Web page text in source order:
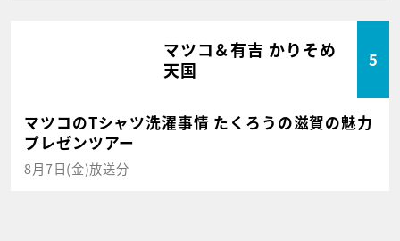
マツコ＆有吉 かりそめ
天国
5
マツコのTシャツ洗濯事情 たくろうの滋賀の魅力
プレゼンツアー
8月7日(金)放送分